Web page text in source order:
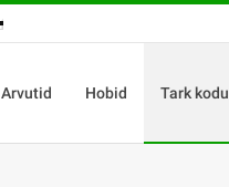
Arvutid Hobid Tark kodu